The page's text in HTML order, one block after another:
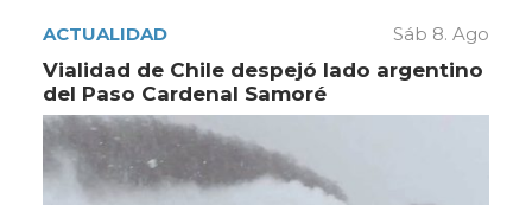
ACTUALIDAD Sáb 8. Ago
Vialidad de Chile despejó lado argentino
del Paso Cardenal Samoré